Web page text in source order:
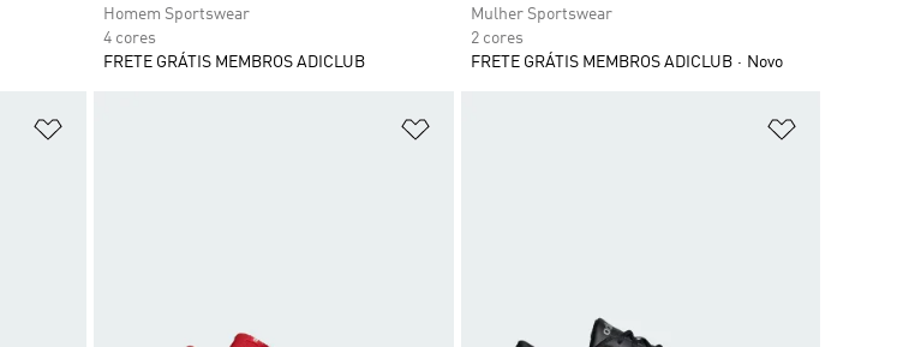
Homem Sportswear
4 cores
FRETE GRÁTIS MEMBROS ADICLUB
Mulher Sportswear
2 cores
FRETE GRÁTIS MEMBROS ADICLUB
Novo